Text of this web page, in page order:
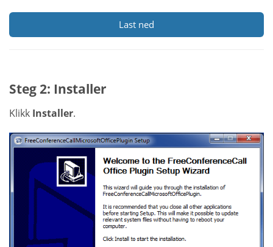
Last ned
Steg 2: Installer
Klikk Installer.